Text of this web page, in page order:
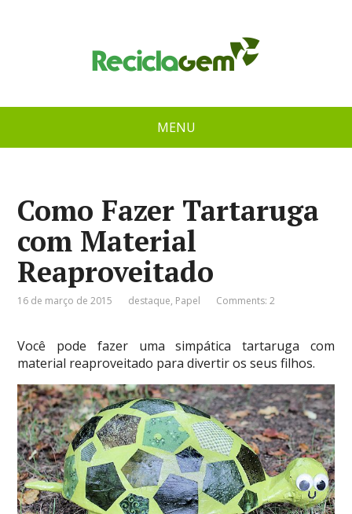
MENU
Como Fazer Tartaruga
com Material
Reaproveitado
16 de março de 2015 destaque, Papel Comments: 2
Você pode fazer uma simpática tartaruga com
material reaproveitado para divertir os seus filhos.